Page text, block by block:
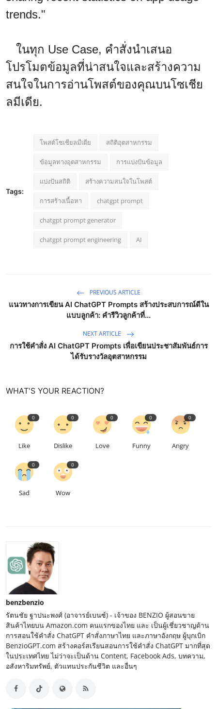
trends."
ในทุก Use Case, คำสั่งนำเสนอ
โปรโมตข้อมูลที่น่าสนใจและสร้างความ
สนใจในการอ่านโพสต์ของคุณบนโซเชีย
ลมีเดีย.
Tags:
โพสต์โซเชียลมีเดีย สถิติอุตสาหกรรม
ข้อมูลทางอุตสาหกรรม การแบ่งปันข้อมูล
แบ่งปันสถิติ สร้างความสนใจในโพสต์
การสร้างเนื้อหา chatgpt prompt
chatgpt prompt generator
chatgpt prompt engineering AI
PREVIOUS ARTICLE
แนวทางการเขียน AI ChatGPT Prompts สร้างประสบการณ์ดีใน
แบบลูกค้า: คำรีวิวลูกค้าที่...
NEXT ARTICLE
การใช้คำสั่ง AI ChatGPT Prompts เพื่อเขียนประชาสัมพันธ์การ
ได้รับรางวัลอุตสาหกรรม
WHAT'S YOUR REACTION?
0
Like
0
Dislike
0
Love
0
Funny
0
Angry
0
Sad
0
Wow
benzbenzio
รัตนชัย ฐาปนะพงศ์ (อาจารย์เบนซ์) - เจ้าของ BENZIO ผู้สอนขาย
สินค้าไทยบน Amazon.com คนแรกของไทย และ เป็นผู้เชี่ยวชาญด้าน
การสอนใช้คำสั่ง ChatGPT คำสั่งภาษาไทย และภาษาอังกฤษ ผู้บุกเบิก
BenzioGPT.com สร้างคอร์สเรียนสอนการใช้คำสั่ง ChatGPT มากที่สุด
ในประเทศไทย ไม่ว่าจะเป็นด้าน Content, Facebook Ads, บทความ,
อสังหาริมทรัพย์, ตัวแทนประกันชีวิต และอื่นๆ